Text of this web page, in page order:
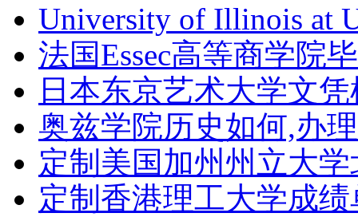
University of Illinois at
法国Essec高等商学院
日本东京艺术大学文
奥兹学院历史如何,办
定制美国加州州立大
定制香港理工大学成绩